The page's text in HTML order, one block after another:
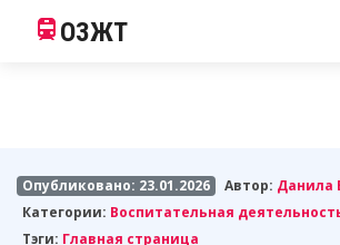
ОЗЖТ
Опубликовано: 23.01.2026 Автор: Данила
Категории: Воспитательная
Тэги: Главная страница